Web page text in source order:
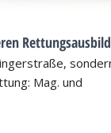
Mag. und